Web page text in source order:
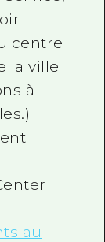
centre
la ville
à
au